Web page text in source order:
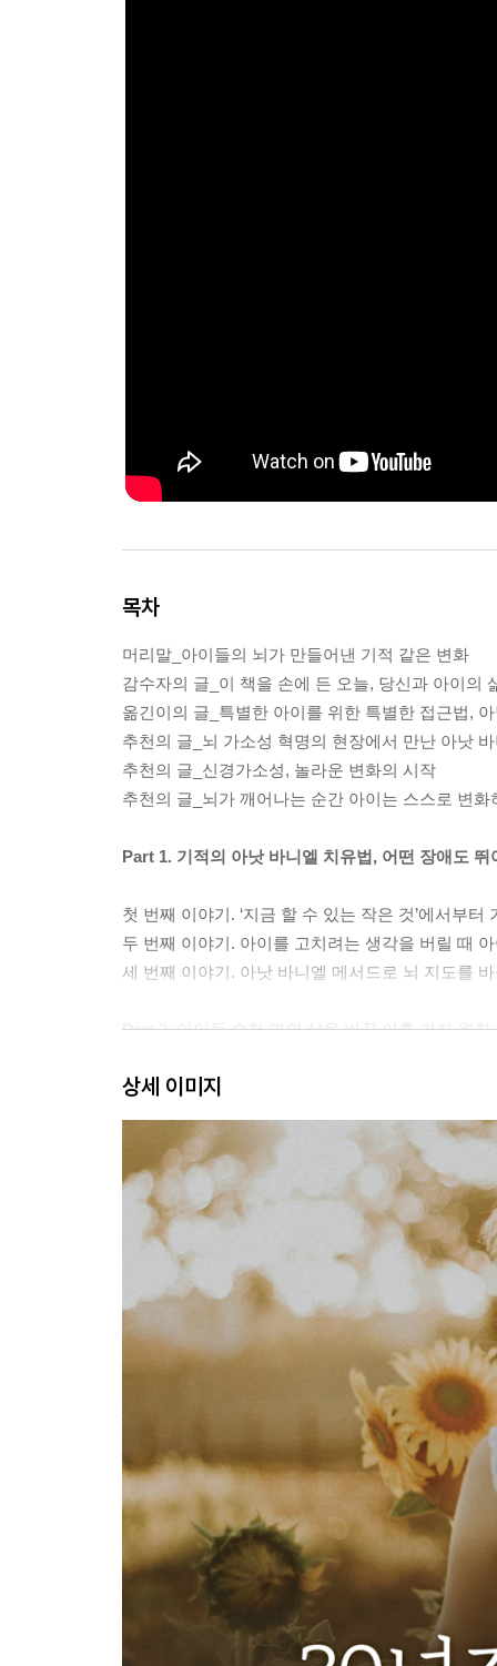
목차
머리말_아이들의 뇌가 만들어낸 기적 같은 변화
감수자의 글_이 책을 손에 든 오늘, 당신과 아이의
옮긴이의 글_특별한 아이를 위한 특별한 접근법,
추천의 글_뇌 가소성 혁명의 현장에서 만난 아낫
추천의 글_신경가소성, 놀라운 변화의 시작
추천의 글_뇌가 깨어나는 순간 아이는 스스로 변화
Part 1. 기적의 아낫 바니엘 치유법, 어떤 장애도 뛰
첫 번째 이야기. ‘지금 할 수 있는 작은 것’에서부터
두 번째 이야기. 아이를 고치려는 생각을 버릴 때
세 번째 이야기. 아낫 바니엘 메서드로 뇌 지도를
Part 2. 아이들 수천 명의 삶을 바꾼 아홉 가지 원칙
핵심 원칙 1. 자신의 움직임에 주의를 기울인다
머리를 계속 젖히던 자폐아 캐시, 몸에 집중한 몇
핵심 원칙 2. 천천히 배운다(Slow)
쉬지 않고 돌진하던 아이가 스스로 잠잠해지다
핵심 원칙 3. 다양성을 열어둔다(Variation)
생후 10개월간 깁스를 착용한 마이클의 뇌, 유령의
핵심 원칙 4. 섬세하게 접근한다(Subtlety)
뇌성마비 릴리를 걷게 만든 게을러지기 연습
핵심 원칙 5. 열의를 잃지 않는다(Enthusiasm)
뇌 손상 입은 아들을 변화시킨 아빠의 비결
핵심 원칙 6. 목표를 유동적으로 설정한다(Flexible
태어나 한 번도 말하지 않던 알렉사의 첫 “YES!”
핵심 원칙 7. 학습 스위치를 켠다(the Learning
뇌의 학습 스위치가 꺼졌던 스코티, 공부를 즐거워
상세 이미지